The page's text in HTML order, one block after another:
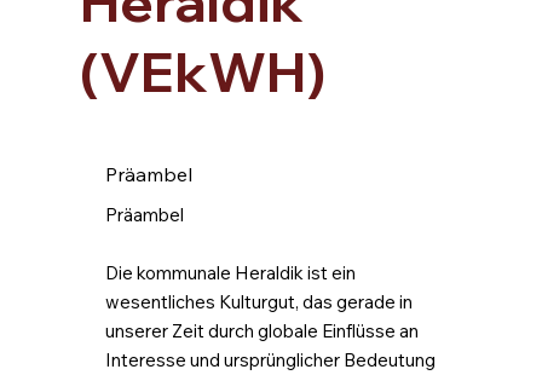
(VEkWH)
Präambel
Präambel
Die kommunale Heraldik ist ein
wesentliches Kulturgut, das gerade in
unserer Zeit durch globale Einflüsse an
Interesse und ursprünglicher Bedeutung